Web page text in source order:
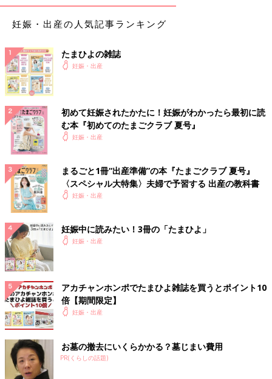
妊娠・出産の人気記事ランキング
たまひよの雑誌
妊娠・出産
初めて妊娠されたかたに！妊娠がわかったら最初に読
む本『初めてのたまごクラブ 夏号』
妊娠・出産
まるごと1冊“出産準備”の本『たまごクラブ 夏号』
〈スペシャル大特集〉夫婦で予習する 出産の教科書
妊娠・出産
妊娠中に読みたい！3冊の「たまひよ」
妊娠・出産
アカチャンホンポでたまひよ雑誌を買うとポイント10
倍【期間限定】
妊娠・出産
お墓の撤去にいくらかかる？墓じまい費用
PR(くらしの話題)